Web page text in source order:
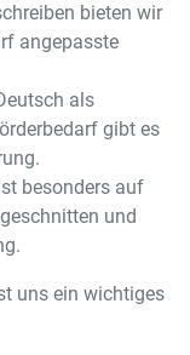
bieten wir
angepasste
als
gibt es
besonders auf
und
uns ein wichtiges